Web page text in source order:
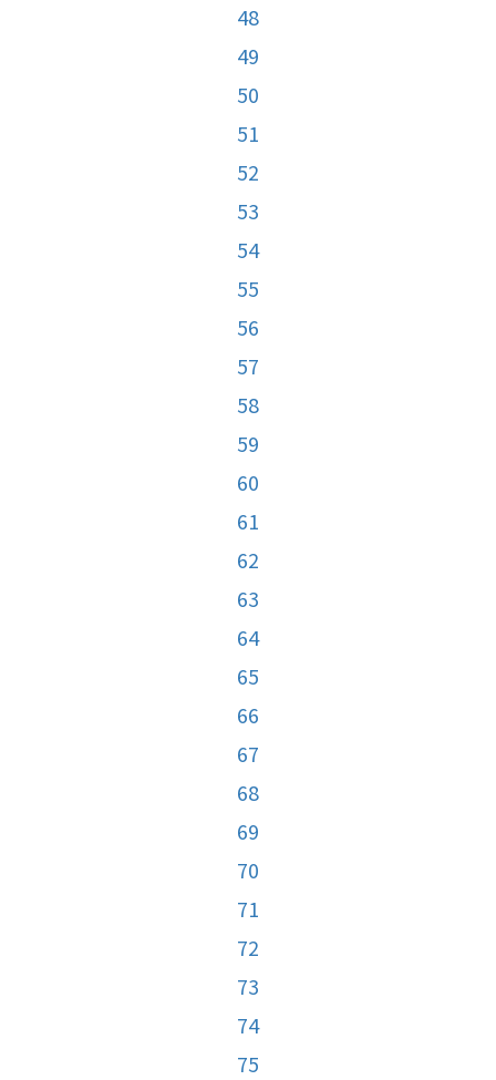
48
49
50
51
52
53
54
55
56
57
58
59
60
61
62
63
64
65
66
67
68
69
70
71
72
73
74
75